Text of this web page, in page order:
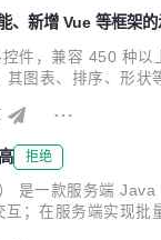
、新增 Vue 等框架的
件，兼容 450 种以
图表、排序、形状
拒绝
是一款服务端
；在服务端实现